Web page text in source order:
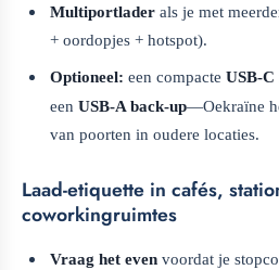
Multiportlader als je met
+ oordopjes + hotspot).
Optioneel: een compacteUSB-
eenUSB-A back-up—Oekraïne
van poorten in oudere locaties.
Laad-etiquette in cafés,
coworkingruimtes
Vraag het even voordat je